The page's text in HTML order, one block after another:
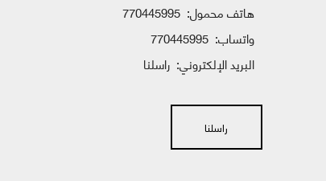
هاتف محمول: 770445995
واتساب: 770445995
البريد الإلكتروني: راسلنا
راسلنا